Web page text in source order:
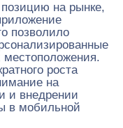
на рынке,
позволило
местоположения.
роста
на
и внедрении
в мобильной